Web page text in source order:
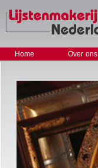
Home Over ons